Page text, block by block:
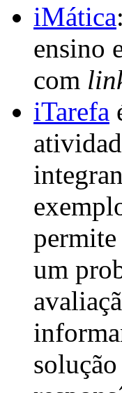
iMática
ensino
com
iTarefa
um